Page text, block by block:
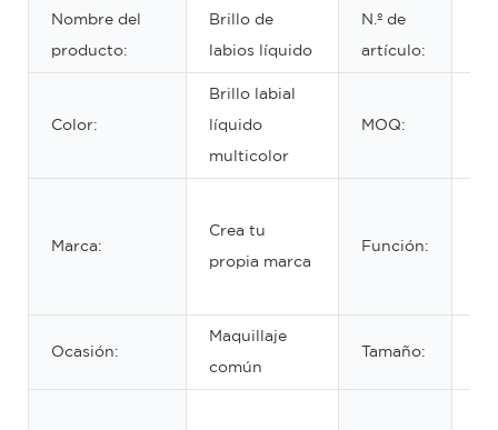
Nombre del
producto:
Brillo de
labios líquido
N.º de
artículo:
Color:
Brillo labial
líquido
multicolor
MOQ:
Marca:
Crea tu
propia marca
Función:
Ocasión:
Maquillaje
común
Tamaño: